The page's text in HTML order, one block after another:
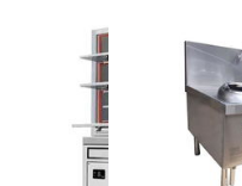
品加工与商
用厨房设备
具 商用厨
房设备的一
站式解决方